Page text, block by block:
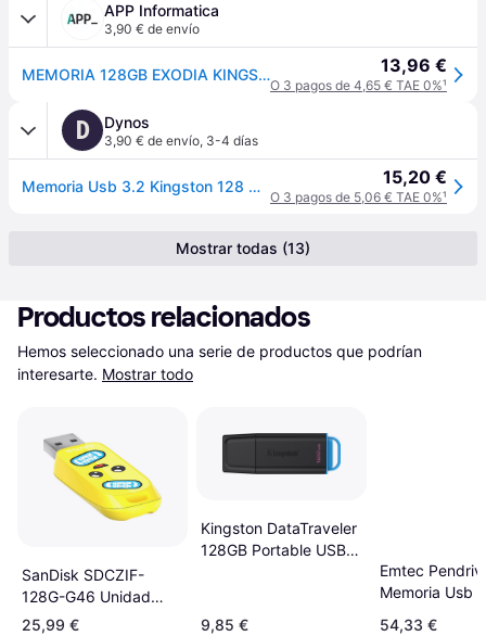
APP Informatica
3,90 € de envío
MEMORIA 128GB EXODIA KINGSTON USB 3.2 13,96 €
O 3 pagos de 4,65 € TAE 0%¹
D Dynos
3,90 € de envío, 3-4 días
Memoria Usb 3.2 Kingston 128 Gb Datatraveler Exodia 15,20 €
O 3 pagos de 5,06 € TAE 0%¹
Mostrar todas (13)
Productos relacionados
Hemos seleccionado una serie de productos que podrían
interesarte. Mostrar todo
SanDisk SDCZIF-
128G-G46 Unidad
Flash USB 3.2 Gen 1
25,99 €
Kingston DataTraveler
128GB Portable USB
9,85 €
Emtec
Memoria Usb
Secure 128gb
54,33 €